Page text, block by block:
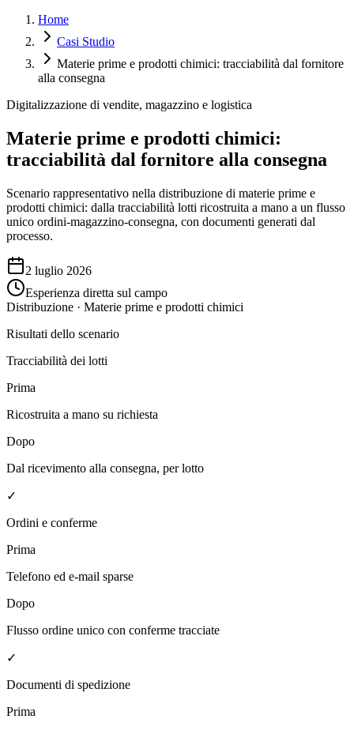
Home
Casi Studio
Materie prime e prodotti chimici: tracciabilità dal fornitore
alla consegna
Digitalizzazione di vendite, magazzino e logistica
Materie prime e prodotti chimici:
tracciabilità dal fornitore alla consegna
Scenario rappresentativo nella distribuzione di materie prime e
prodotti chimici: dalla tracciabilità lotti ricostruita a mano a un flusso
unico ordini-magazzino-consegna, con documenti generati dal
processo.
2 luglio 2026
Esperienza diretta sul campo
Distribuzione · Materie prime e prodotti chimici
Risultati dello scenario
Tracciabilità dei lotti
Prima
Ricostruita a mano su richiesta
Dopo
Dal ricevimento alla consegna, per lotto
✓
Ordini e conferme
Prima
Telefono ed e-mail sparse
Dopo
Flusso ordine unico con conferme tracciate
✓
Documenti di spedizione
Prima